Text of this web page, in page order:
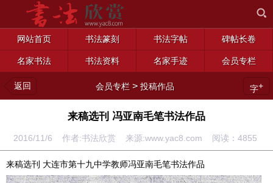
网站首页 书法篆刻 书法字帖 碑帖长卷
名家书法 书法资料 名家手迹 会员专栏
返回 会员专栏 >投稿作品 字+
来稿选刊 冯亚南毛笔书法作品
2016/11/6 作者:书法欣赏 来源:www.yac8.com 阅读： 4855
来稿选刊 大连市第十九中学教师冯亚南毛笔书法作品